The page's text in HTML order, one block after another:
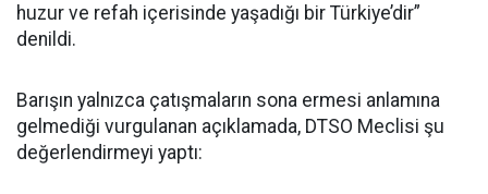
huzur ve refah içerisinde yaşadığı bir Türkiye’dir”
denildi.
Barışın yalnızca çatışmaların sona ermesi anlamına
gelmediği vurgulanan açıklamada, DTSO Meclisi şu
değerlendirmeyi yaptı: